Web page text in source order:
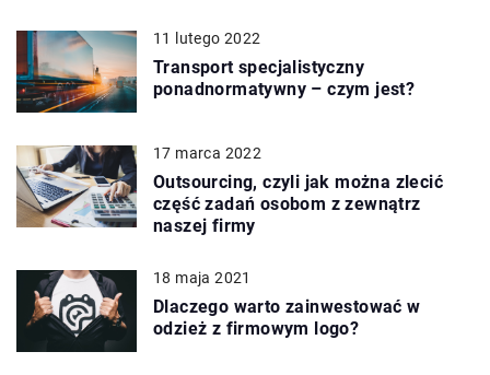
11 lutego 2022
Transport specjalistyczny
ponadnormatywny – czym jest?
17 marca 2022
Outsourcing, czyli jak można zlecić
część zadań osobom z zewnątrz
naszej firmy
18 maja 2021
Dlaczego warto zainwestować w
odzież z firmowym logo?